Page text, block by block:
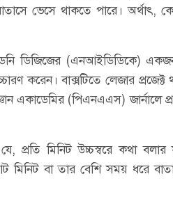
ভেসে থাকতে পারে। অর্থাৎ,
কিডনি ডিজিজের (এনআইডিডিকে)
করেন। বাক্সটিতে লেজার প্রজেক্ট
একাডেমির (পিএনএএস) জার্নালে
প্রতি মিনিট উচ্চস্বরে কথা
মিনিট বা তার বেশি সময় ধরে